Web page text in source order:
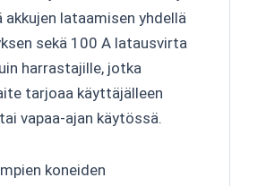
lataamisen yhdellä
sekä 100 A latausvirta
harrastajille, jotka
tarjoaa käyttäjälleen
vapaa-ajan käytössä.
koneiden